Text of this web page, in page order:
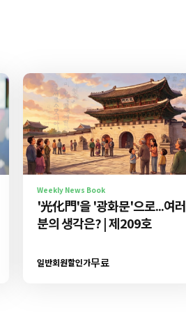
Weekly News Book
'光化門'을 '광화문'으로...여러
분의 생각은? | 제209호
일반회원할인가무료